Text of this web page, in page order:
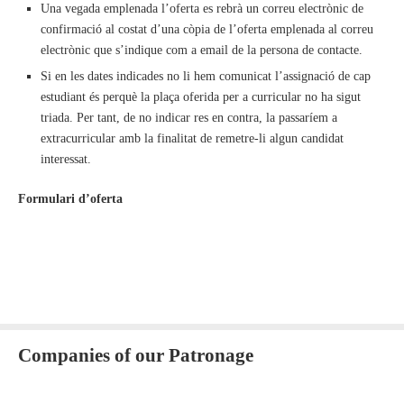
Una vegada emplenada l’oferta es rebrà un correu electrònic de
confirmació al costat d’una còpia de l’oferta emplenada al correu
electrònic que s’indique com a email de la persona de contacte.
Si en les dates indicades no li hem comunicat l’assignació de cap
estudiant és perquè la plaça oferida per a curricular no ha sigut
triada. Per tant, de no indicar res en contra, la passaríem a
extracurricular amb la finalitat de remetre-li algun candidat
interessat.
Formulari d’oferta
Companies of our Patronage